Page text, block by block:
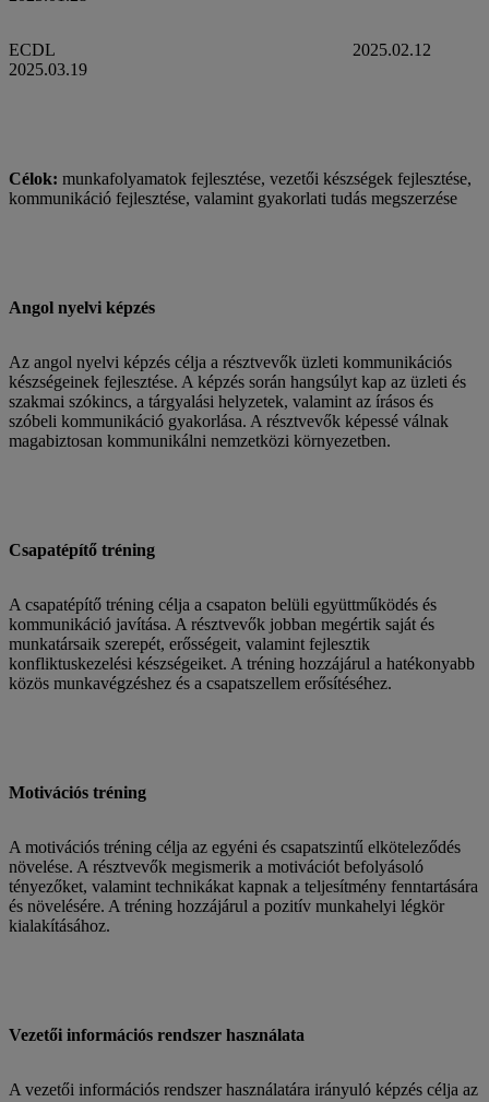
ECDL 2025.02.12
2025.03.19
Célok: munkafolyamatok fejlesztése, vezetői készségek fejlesztése,
kommunikáció fejlesztése, valamint gyakorlati tudás megszerzése
Angol nyelvi képzés
Az angol nyelvi képzés célja a résztvevők üzleti kommunikációs
készségeinek fejlesztése. A képzés során hangsúlyt kap az üzleti és
szakmai szókincs, a tárgyalási helyzetek, valamint az írásos és
szóbeli kommunikáció gyakorlása. A résztvevők képessé válnak
magabiztosan kommunikálni nemzetközi környezetben.
Csapatépítő tréning
A csapatépítő tréning célja a csapaton belüli együttműködés és
kommunikáció javítása. A résztvevők jobban megértik saját és
munkatársaik szerepét, erősségeit, valamint fejlesztik
konfliktuskezelési készségeiket. A tréning hozzájárul a hatékonyabb
közös munkavégzéshez és a csapatszellem erősítéséhez.
Motivációs tréning
A motivációs tréning célja az egyéni és csapatszintű elköteleződés
növelése. A résztvevők megismerik a motivációt befolyásoló
tényezőket, valamint technikákat kapnak a teljesítmény fenntartására
és növelésére. A tréning hozzájárul a pozitív munkahelyi légkör
kialakításához.
Vezetői információs rendszer használata
A vezetői információs rendszer használatára irányuló képzés célja az